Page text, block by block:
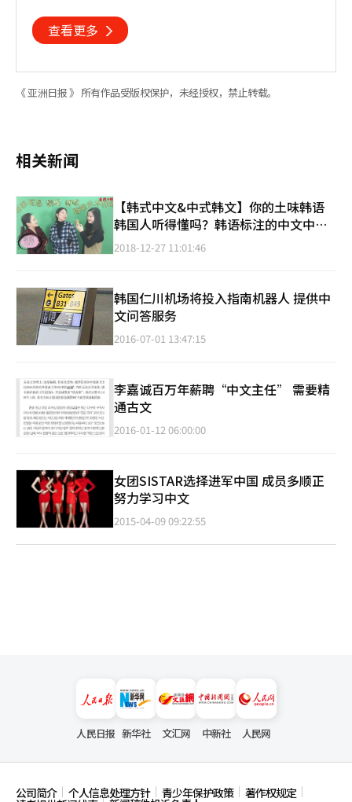
查看更多
《 亚洲日报 》 所有作品受版权保护，未经授权，禁止转载。
相关新闻
【韩式中文&中式韩文】你的土味韩语
韩国人听得懂吗？韩语标注的中文中国
人听得懂吗？
2018-12-27 11:01:46
韩国仁川机场将投入指南机器人 提供中
文问答服务
2016-07-01 13:47:15
李嘉诚百万年薪聘“中文主任” 需要精
通古文
2016-01-12 06:00:00
女团SISTAR选择进军中国 成员多顺正
努力学习中文
2015-04-09 09:22:55
人民日报 新华社 文汇网 中新社 人民网
公司简介 个人信息处理方针 青少年保护政策 著作权规定